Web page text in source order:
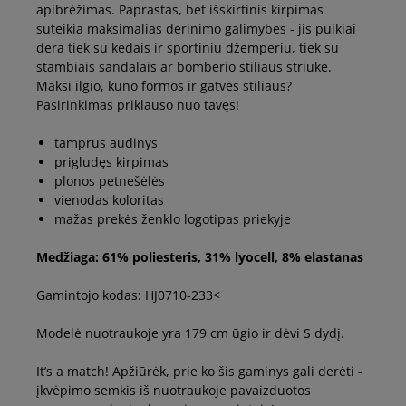
apibrėžimas. Paprastas, bet išskirtinis kirpimas
suteikia maksimalias derinimo galimybes - jis puikiai
dera tiek su kedais ir sportiniu džemperiu, tiek su
stambiais sandalais ar bomberio stiliaus striuke.
Maksi ilgio, kūno formos ir gatvės stiliaus?
Pasirinkimas priklauso nuo tavęs!
tamprus audinys
prigludęs kirpimas
plonos petnešėlės
vienodas koloritas
mažas prekės ženklo logotipas priekyje
Medžiaga: 61% poliesteris, 31% lyocell, 8% elastanas
Gamintojo kodas: HJ0710-233<
Modelė nuotraukoje yra 179 cm ūgio ir dėvi S dydį.
It’s a match! Apžiūrėk, prie ko šis gaminys gali derėti -
įkvėpimo semkis iš nuotraukoje pavaizduotos